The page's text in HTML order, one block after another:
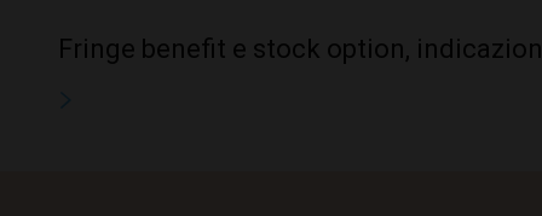
Fringe benefit e stock option,